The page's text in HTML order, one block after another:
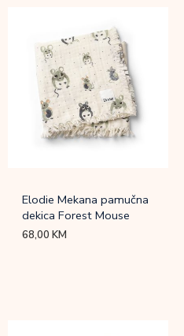
Elodie Mekana pamučna
dekica Forest Mouse
68,00KM